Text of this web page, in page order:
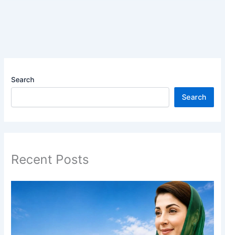
Search
Search
Recent Posts